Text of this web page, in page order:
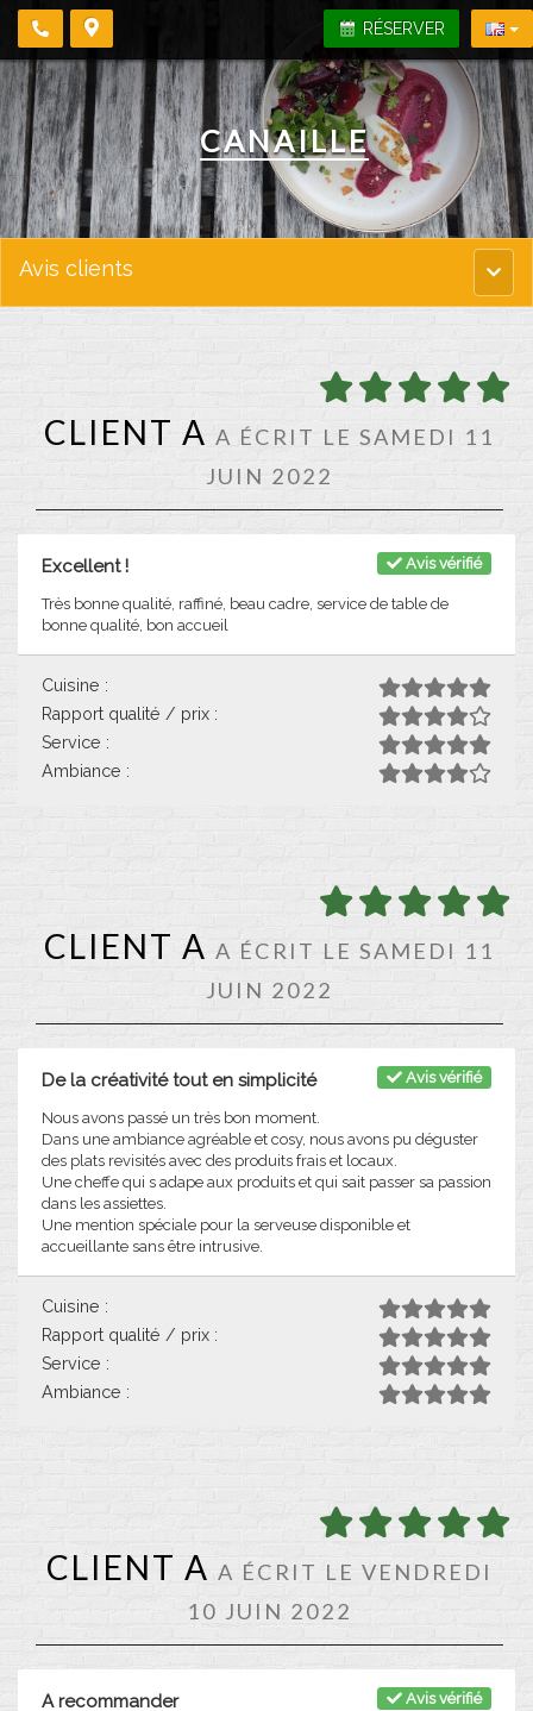
RÉSERVER
CANAILLE
Menu
Avis clients
CLIENT A A ÉCRIT LE SAMEDI 11
JUIN 2022
Avis vérifié
Excellent !
Très bonne qualité, raffiné, beau cadre, service de table de
bonne qualité, bon accueil
Cuisine :
Rapport qualité / prix :
Service :
Ambiance :
CLIENT A A ÉCRIT LE SAMEDI 11
JUIN 2022
Avis vérifié
De la créativité tout en simplicité
Nous avons passé un très bon moment.
Dans une ambiance agréable et cosy, nous avons pu déguster
des plats revisités avec des produits frais et locaux.
Une cheffe qui s adape aux produits et qui sait passer sa passion
dans les assiettes.
Une mention spéciale pour la serveuse disponible et
accueillante sans être intrusive.
Cuisine :
Rapport qualité / prix :
Service :
Ambiance :
CLIENT A A ÉCRIT LE VENDREDI
10 JUIN 2022
Avis vérifié
A recommander